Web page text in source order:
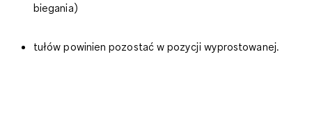
biegania)
tułów powinien pozostać w pozycji wyprostowanej.